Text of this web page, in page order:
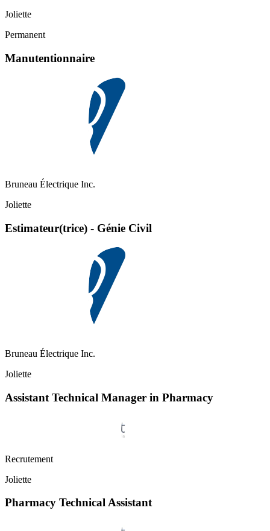
Joliette
Permanent
Manutentionnaire
Bruneau Électrique Inc.
Joliette
Estimateur(trice) - Génie Civil
Bruneau Électrique Inc.
Joliette
Assistant Technical Manager in Pharmacy
Recrutement
Joliette
Pharmacy Technical Assistant